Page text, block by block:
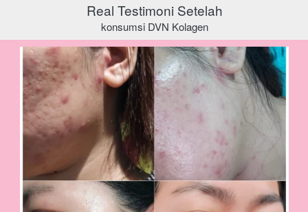
Real Testimoni Setelah
konsumsi DVN Kolagen